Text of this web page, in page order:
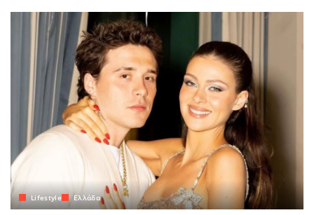
Lifestyle Ελλάδα